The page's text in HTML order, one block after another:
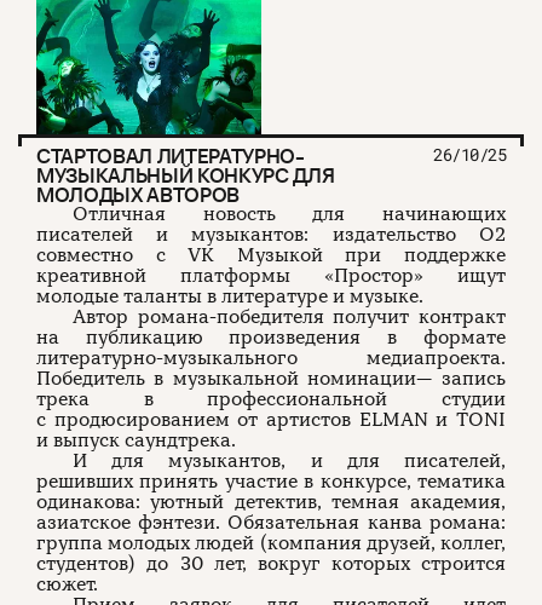
СТАРТОВАЛ ЛИТЕРАТУРНО-
МУЗЫКАЛЬНЫЙ КОНКУРС ДЛЯ
МОЛОДЫХ АВТОРОВ
26/10/25
Отличная новость для начинающих
писателей и музыкантов: издательство О2
совместно с VK Музыкой при поддержке
креативной платформы «Простор» ищут
молодые таланты в литературе и музыке.
Автор романа-победителя получит контракт
на публикацию произведения в формате
литературно-музыкального медиапроекта.
Победитель в музыкальной номинации— запись
трека в профессиональной студии
с продюсированием от артистов ELMAN и TONI
и выпуск саундтрека.
И для музыкантов, и для писателей,
решивших принять участие в конкурсе, тематика
одинакова: уютный детектив, темная академия,
азиатское фэнтези. Обязательная канва романа:
группа молодых людей (компания друзей, коллег,
студентов) до 30 лет, вокруг которых строится
сюжет.
О проекте
Команда
Авторы
Журнал
Подписаться на журнал
ЧТИВО ДОМ
YouTube
Telegram
VK
Пользовательское соглашение
Политика конфиденциальности
16+
(c) ЧТИВО 2026. Все права защищены
Разработка:Astroshock